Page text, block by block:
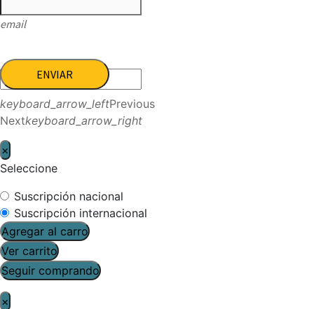
email
ENVIAR
keyboard_arrow_leftPrevious
Nextkeyboard_arrow_right
×
Seleccione
Suscripción nacional
Suscripción internacional
Agregar al carro
Ver carrito
Seguir comprando
×